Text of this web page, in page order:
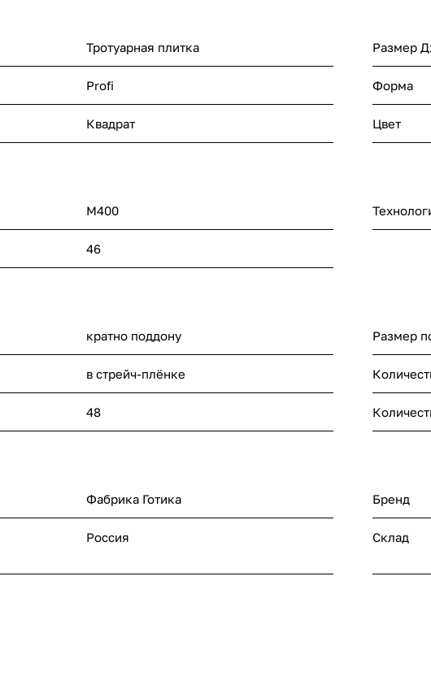
Тротуарная плитка Размер
Profi Форма
Квадрат Цвет
М400
46
кратно поддону Размер
в стрейч-плёнке
48
Фабрика Готика Бренд
Россия Склад